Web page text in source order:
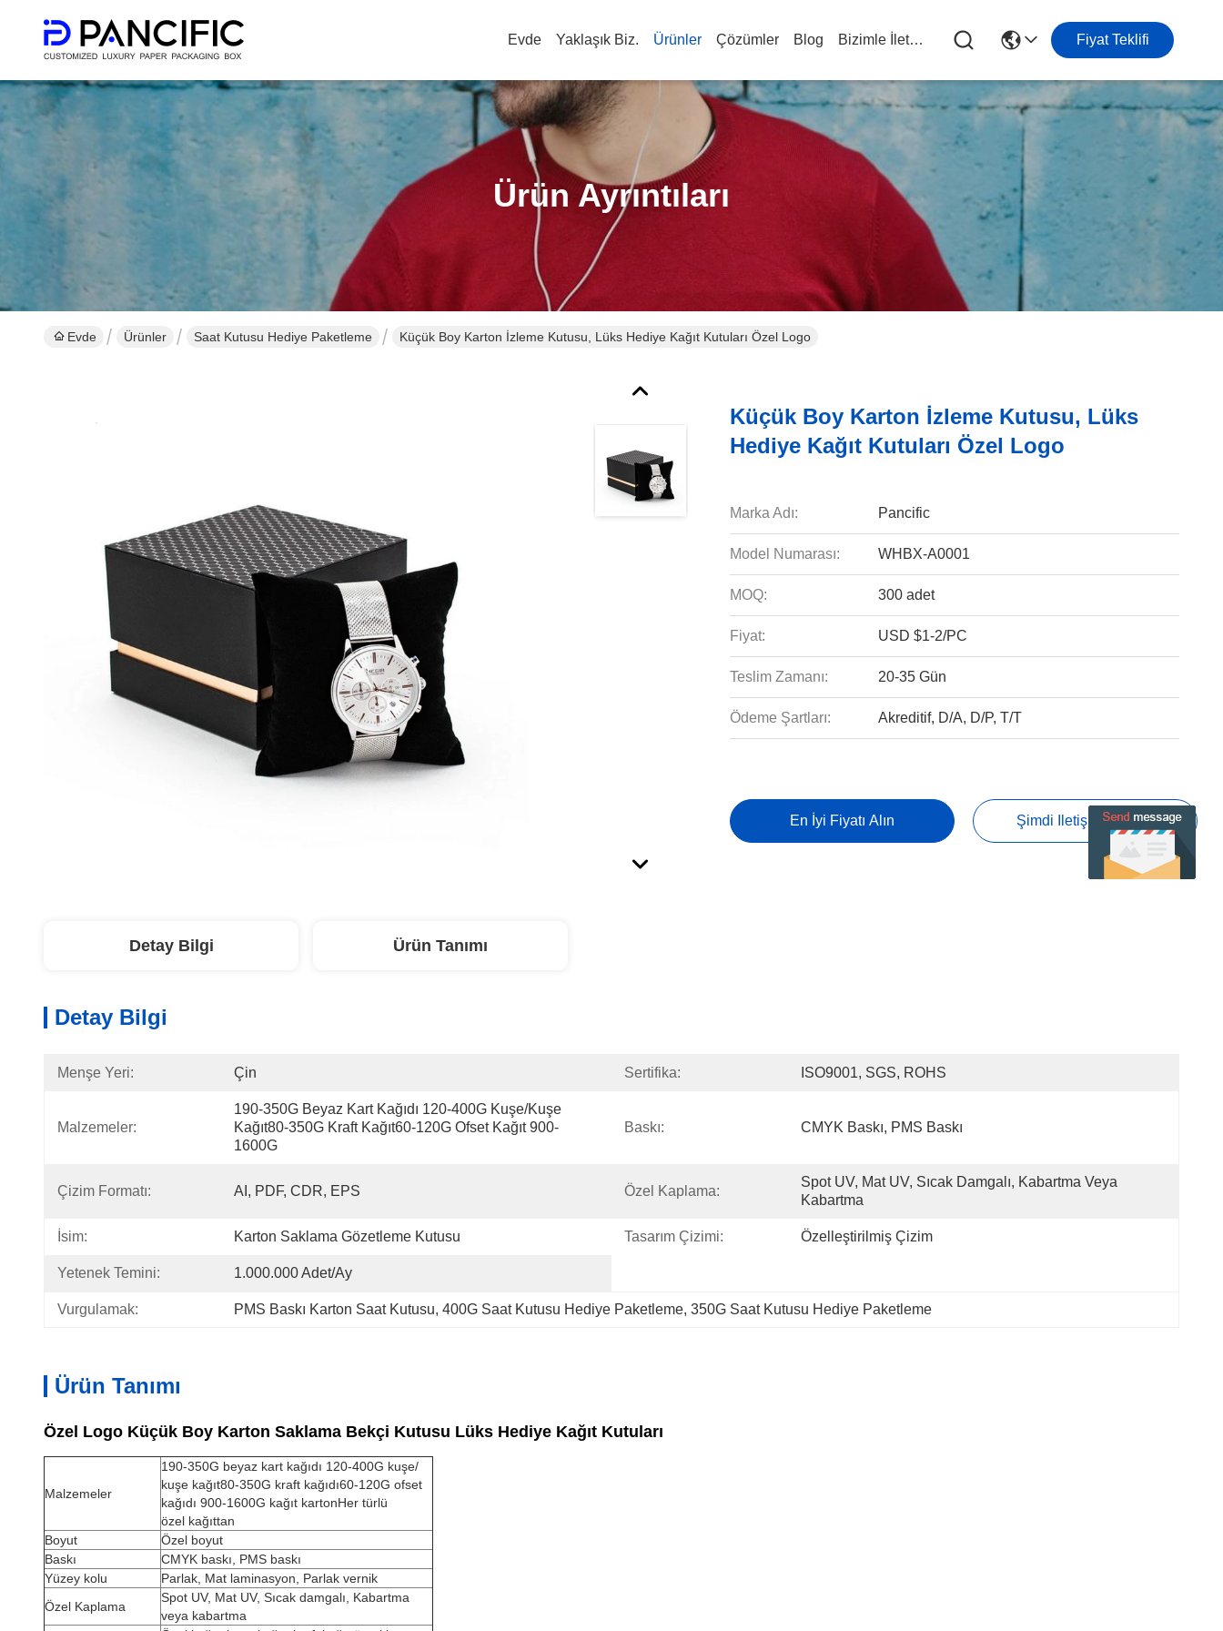
Evde Yaklaşık Biz. Ürünler Çözümler Blog Bizimle İletişim Fiyat Teklifi
Ürün Ayrıntıları
Evde Ürünler Saat Kutusu Hediye Paketleme Küçük Boy Karton İzleme Kutusu, Lüks Hediye Kağıt Kutuları Özel Logo
Küçük Boy Karton İzleme Kutusu, Lüks
Hediye Kağıt Kutuları Özel Logo
Marka Adı: Pancific
Model Numarası: WHBX-A0001
MOQ: 300 adet
Fiyat: USD $1-2/PC
Teslim Zamanı: 20-35 Gün
Ödeme Şartları: Akreditif, D/A, D/P, T/T
En İyi Fiyatı Alın Şimdi Iletişime Geçin
Detay Bilgi Ürün Tanımı
Detay Bilgi
Menşe Yeri: Çin Sertifika: ISO9001, SGS, ROHS
Malzemeler:
190-350G Beyaz Kart Kağıdı 120-400G Kuşe/kuşe
Kağıt80-350G Kraft Kağıt60-120G Ofset Kağıt 900-
1600G
Baskı: CMYK Baskı, PMS Baskı
Çizim Formatı: AI, PDF, CDR, EPS Özel Kaplama:
Spot UV, Mat UV, Sıcak Damgalı, Kabartma Veya
Kabartma
İsim: Karton Saklama Gözetleme Kutusu Tasarım Çizimi: Özelleştirilmiş Çizim
Yetenek Temini: 1.000.000 Adet/ay
Vurgulamak: PMS Baskı Karton Saat Kutusu, 400G Saat Kutusu Hediye Paketleme, 350G Saat Kutusu Hediye Paketleme
Ürün Tanımı
Özel Logo Küçük Boy Karton Saklama Bekçi Kutusu Lüks Hediye Kağıt Kutuları
Malzemeler
190-350G beyaz kart kağıdı 120-400G kuşe/
kuşe kağıt80-350G kraft kağıdı60-120G ofset
kağıdı 900-1600G kağıt kartonHer türlü
özel kağıttan
Boyut
Özel boyut
Baskı
CMYK baskı, PMS baskı
Yüzey kolu
Parlak, Mat laminasyon, Parlak vernik
Özel Kaplama
Spot UV, Mat UV, Sıcak damgalı, Kabartma
veya kabartma